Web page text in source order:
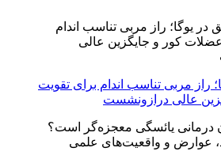
راز مربی تناسب اندام برای تقویت
عالی درازونشست